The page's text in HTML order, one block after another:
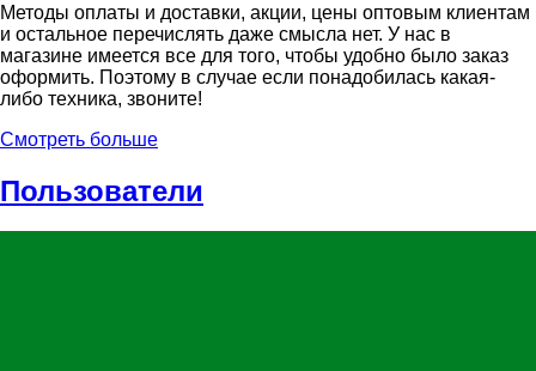
Методы оплаты и доставки, акции, цены оптовым клиентам
и остальное перечислять даже смысла нет. У нас в
магазине имеется все для того, чтобы удобно было заказ
оформить. Поэтому в случае если понадобилась какая-
либо техника, звоните!
Смотреть больше
Пользователи